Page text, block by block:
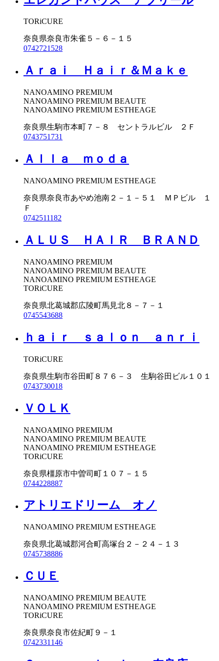
TORiCURE
奈良県奈良市朱雀５－６－１５
0742721528
Ａｒａｉ Ｈａｉｒ＆Ｍａｋｅ
NANOAMINO PREMIUM
NANOAMINO PREMIUM BEAUTE
NANOAMINO PREMIUM ESTHEAGE
奈良県生駒市本町７－８ セントラルビル ２Ｆ
0743751731
Ａｌｌａ ｍｏｄａ
NANOAMINO PREMIUM ESTHEAGE
奈良県奈良市あやめ池南２－１－５１ ＭＰビル １
Ｆ
0742511182
ＡＬＵＳ ＨＡＩＲ ＢＲＡＮＤ
NANOAMINO PREMIUM
NANOAMINO PREMIUM BEAUTE
NANOAMINO PREMIUM ESTHEAGE
TORiCURE
奈良県北葛城郡広陵町馬見北８－７－１
0745543688
ｈａｉｒ ｓａｌｏｎ ａｎｒｉ
TORiCURE
奈良県生駒市谷田町８７６－３ 生駒谷田ビル１０１
0743730018
ＶＯＬＫ
NANOAMINO PREMIUM
NANOAMINO PREMIUM BEAUTE
NANOAMINO PREMIUM ESTHEAGE
TORiCURE
奈良県橿原市中曽司町１０７－１５
0744228887
アトリエドリーム オノ
NANOAMINO PREMIUM ESTHEAGE
奈良県北葛城郡河合町高塚台２－２４－１３
0745738886
ＣＵＥ
NANOAMINO PREMIUM BEAUTE
NANOAMINO PREMIUM ESTHEAGE
TORiCURE
奈良県奈良市佐紀町９－１
0742331146